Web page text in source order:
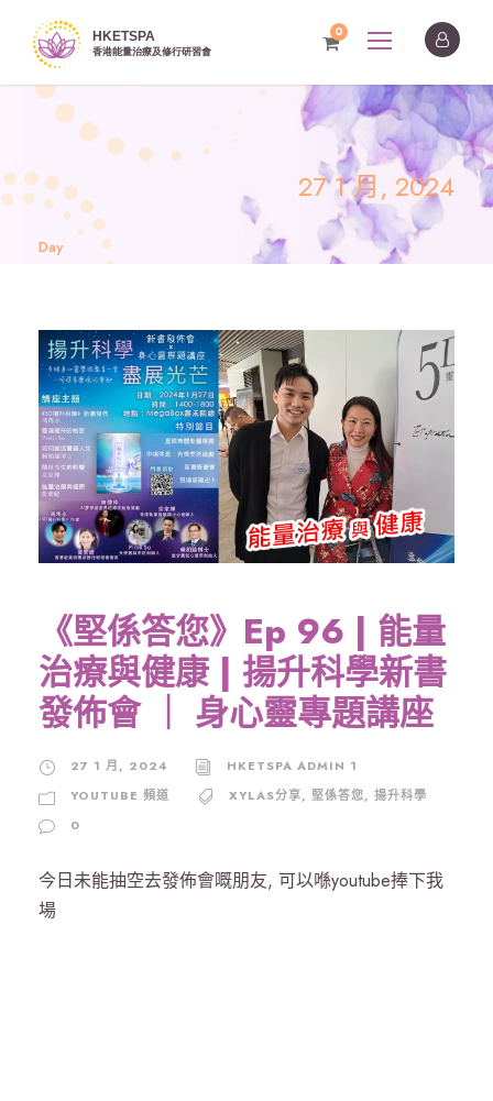
0
Day
27 1 月, 2024
《堅係答您》Ep 96 | 能量
治療與健康 | 揚升科學新書
發佈會 ｜ 身心靈專題講座
27 1 月, 2024
HKETSPA ADMIN 1
YOUTUBE 頻道
XYLAS分享, 堅係答您, 揚升科學
0
今日未能抽空去發佈會嘅朋友, 可以喺youtube捧下我
場